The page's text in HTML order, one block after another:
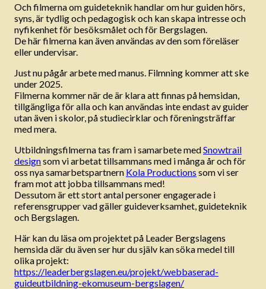
Och filmerna om guideteknik handlar om hur guiden hörs,
syns, är tydlig och pedagogisk och kan skapa intresse och
nyfikenhet för besöksmålet och för Bergslagen.
De här filmerna kan även användas av den som föreläser
eller undervisar.
Just nu pågår arbete med manus. Filmning kommer att ske
under 2025.
Filmerna kommer när de är klara att finnas på hemsidan,
tillgängliga för alla och kan användas inte endast av guider
utan även i skolor, på studiecirklar och föreningsträffar
med mera.
Utbildningsfilmerna tas fram i samarbete medSnowtrail
designsom vi arbetat tillsammans med i många år och för
oss nya samarbetspartnern Kola Productions som vi ser
fram mot att jobba tillsammans med!
Dessutom är ett stort antal personer engagerade i
referensgrupper vad gäller guideverksamhet, guideteknik
och Bergslagen.
Här kan du läsa om projektet på Leader Bergslagens
hemsida där du även ser hur du själv kan söka medel till
olika projekt:
https://leaderbergslagen.eu/projekt/webbaserad-
guideutbildning-ekomuseum-bergslagen/